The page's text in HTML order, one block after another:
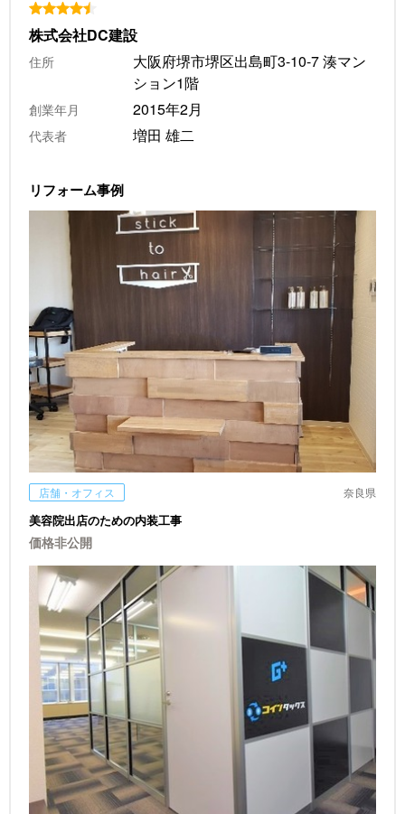
株式会社DC建設
住所
大阪府堺市堺区出島町3-10-7 湊マン
ション1階
創業年月 2015年2月
代表者 増田 雄二
リフォーム事例
店舗・オフィス 奈良県
美容院出店のための内装工事
価格非公開